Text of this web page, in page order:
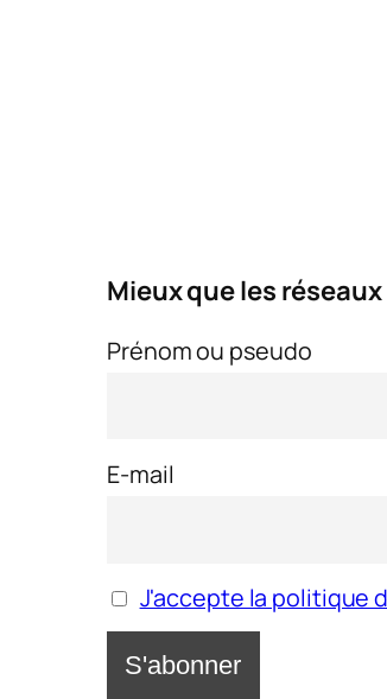
Mieux que les
Prénom ou pseudo
E-mail
J'accepte la politique